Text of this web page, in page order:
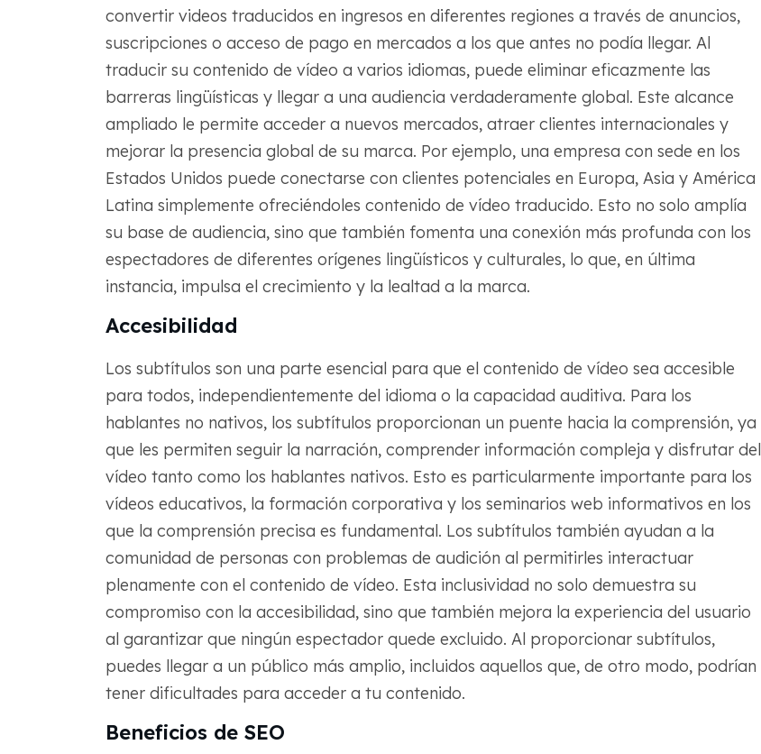
convertir videos traducidos en ingresos en diferentes regiones a través de anuncios,
suscripciones o acceso de pago en mercados a los que antes no podía llegar. Al
traducir su contenido de vídeo a varios idiomas, puede eliminar eficazmente las
barreras lingüísticas y llegar a una audiencia verdaderamente global. Este alcance
ampliado le permite acceder a nuevos mercados, atraer clientes internacionales y
mejorar la presencia global de su marca. Por ejemplo, una empresa con sede en los
Estados Unidos puede conectarse con clientes potenciales en Europa, Asia y América
Latina simplemente ofreciéndoles contenido de vídeo traducido. Esto no solo amplía
su base de audiencia, sino que también fomenta una conexión más profunda con los
espectadores de diferentes orígenes lingüísticos y culturales, lo que, en última
instancia, impulsa el crecimiento y la lealtad a la marca.
Accesibilidad
Los subtítulos son una parte esencial para que el contenido de vídeo sea accesible
para todos, independientemente del idioma o la capacidad auditiva. Para los
hablantes no nativos, los subtítulos proporcionan un puente hacia la comprensión, ya
que les permiten seguir la narración, comprender información compleja y disfrutar del
vídeo tanto como los hablantes nativos. Esto es particularmente importante para los
vídeos educativos, la formación corporativa y los seminarios web informativos en los
que la comprensión precisa es fundamental. Los subtítulos también ayudan a la
comunidad de personas con problemas de audición al permitirles interactuar
plenamente con el contenido de vídeo. Esta inclusividad no solo demuestra su
compromiso con la accesibilidad, sino que también mejora la experiencia del usuario
al garantizar que ningún espectador quede excluido. Al proporcionar subtítulos,
puedes llegar a un público más amplio, incluidos aquellos que, de otro modo, podrían
tener dificultades para acceder a tu contenido.
Beneficios de SEO